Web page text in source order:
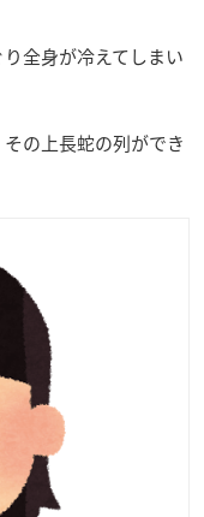
全身が冷えてしまい
の上長蛇の列ができ